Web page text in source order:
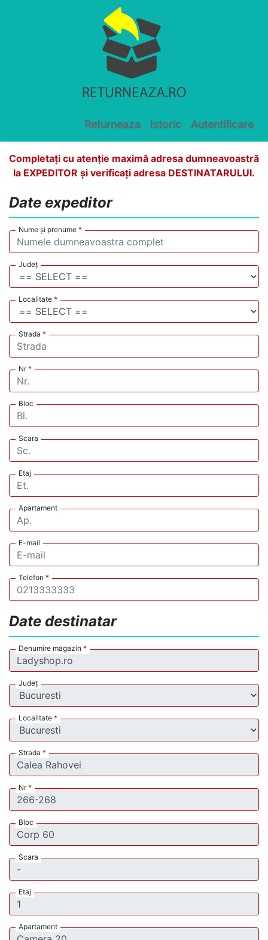
Returneaza Istoric Autentificare
Completați cu atenție maximă adresa dumneavoastră
la EXPEDITOR și verificați adresa DESTINATARULUI.
Date expeditor
Nume și prenume *
Județ
Localitate *
Strada *
Nr*
Bloc
Scara
Etaj
Apartament
E-mail
Telefon *
Date destinatar
Denumire magazin *
Județ
Localitate *
Strada *
Nr*
Bloc
Scara
Etaj
Apartament